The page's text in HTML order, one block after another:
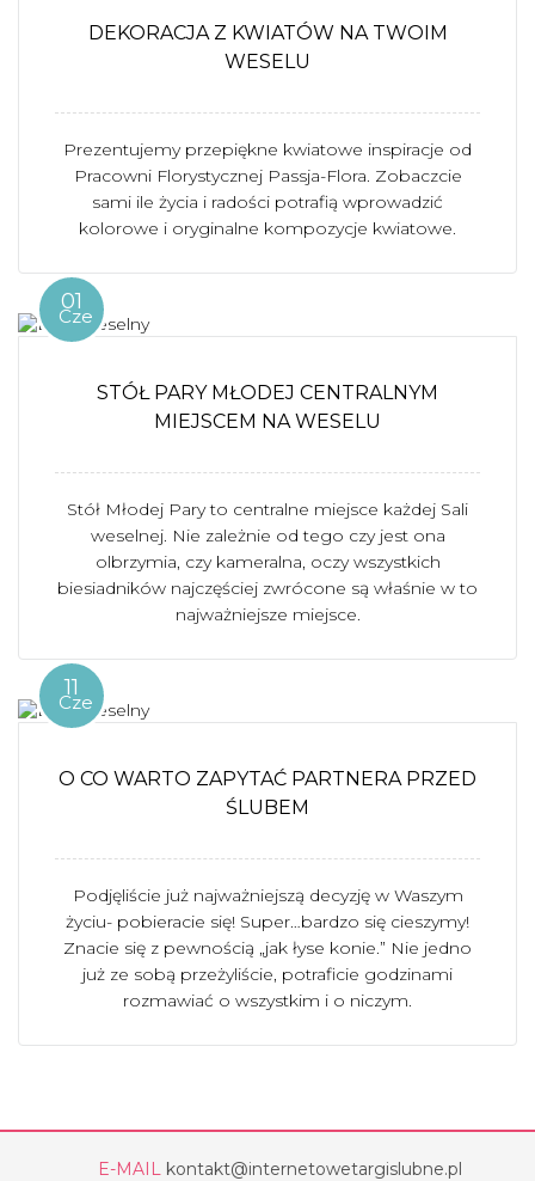
DEKORACJA Z KWIATÓW NA TWOIM
WESELU
Prezentujemy przepiękne kwiatowe inspiracje od
Pracowni Florystycznej Passja-Flora. Zobaczcie
sami ile życia i radości potrafią wprowadzić
kolorowe i oryginalne kompozycje kwiatowe.
01
Cze
STÓŁ PARY MŁODEJ CENTRALNYM
MIEJSCEM NA WESELU
Stół Młodej Pary to centralne miejsce każdej Sali
weselnej. Nie zależnie od tego czy jest ona
olbrzymia, czy kameralna, oczy wszystkich
biesiadników najczęściej zwrócone są właśnie w to
najważniejsze miejsce.
11
Cze
O CO WARTO ZAPYTAĆ PARTNERA PRZED
ŚLUBEM
Podjęliście już najważniejszą decyzję w Waszym
życiu- pobieracie się! Super…bardzo się cieszymy!
Znacie się z pewnością „jak łyse konie.” Nie jedno
już ze sobą przeżyliście, potraficie godzinami
rozmawiać o wszystkim i o niczym.
E-MAIL kontakt@internetowetargislubne.pl